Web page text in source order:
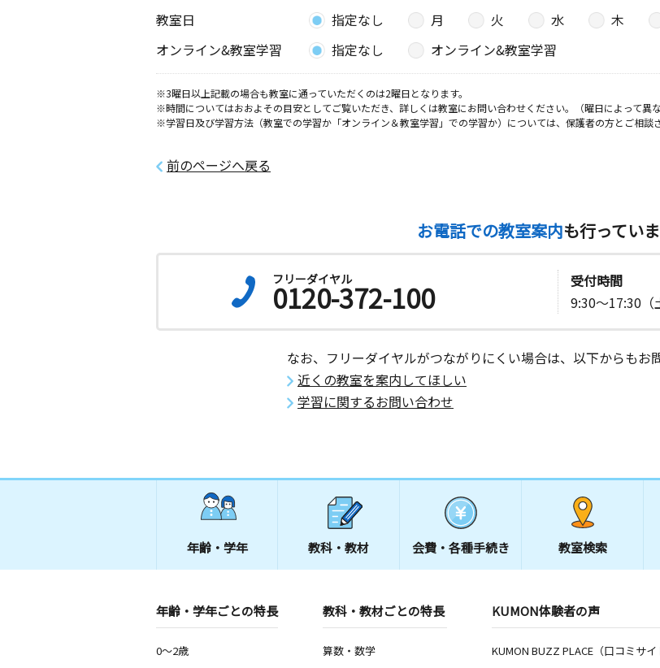
教室日
指定なし 月 火 水 木
オンライン&教室学習
指定なし オンライン&教室学習
※3曜日以上記載の場合も教室に通っていただくのは2曜日となります。
※時間についてはおおよその目安としてご覧いただき、詳しくは教室にお問い合わせください。（曜日によって異
※学習日及び学習方法（教室での学習か「オンライン＆教室学習」での学習か）については、保護者の方とご相談
前のページへ戻る
お電話での教室案内も行ってい
フリーダイヤル
0120-372-100
受付時間
9:30～17:30（
なお、フリーダイヤルがつながりにくい場合は、以下からもお
近くの教室を案内してほしい
学習に関するお問い合わせ
年齢・学年 教科・教材 会費・ 各種手続き 教室検索
年齢・学年ごとの特長
0～2歳
教科・教材ごとの特長
算数・数学
KUMON体験者の声
KUMON BUZZ PLACE（口コミサイ